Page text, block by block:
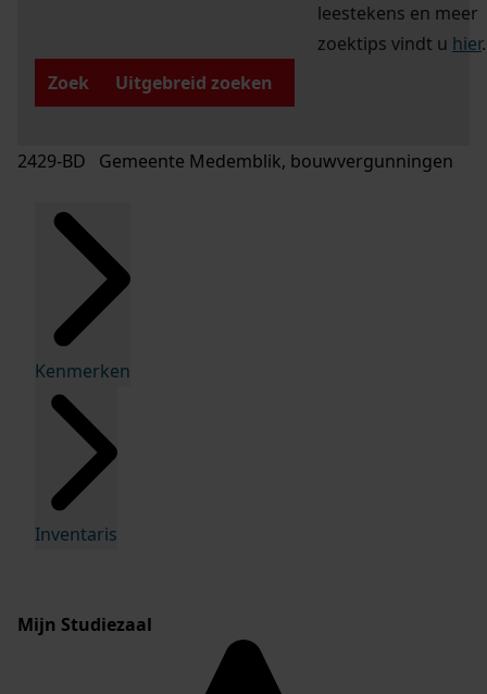
leestekens en meer
zoektips vindt u hier.
Zoek
Uitgebreid zoeken
2429-BD Gemeente Medemblik, bouwvergunningen
Kenmerken
Inventaris
Mijn Studiezaal